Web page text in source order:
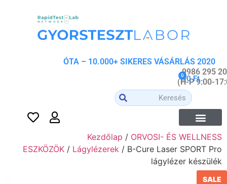
2020 ÓTA – 10.000+ SIKERES VÁSÁRLÁS
0Ft
0
Kezdőlap / ORVOSI- ÉS WELLNESS
ESZKÖZÖK / Lágylézerek / B-Cure Laser SPORT Pro
lágylézer készülék
SALE